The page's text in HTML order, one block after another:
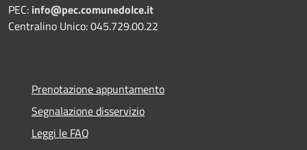
PEC: info@pec.comunedolce.it
Centralino Unico: 045.729.00.22
Prenotazione appuntamento
Segnalazione disservizio
Leggi le FAQ